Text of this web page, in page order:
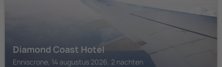
Diamond Coast Hotel
Enniscrone, 14 augustus 2026, 2 nachten